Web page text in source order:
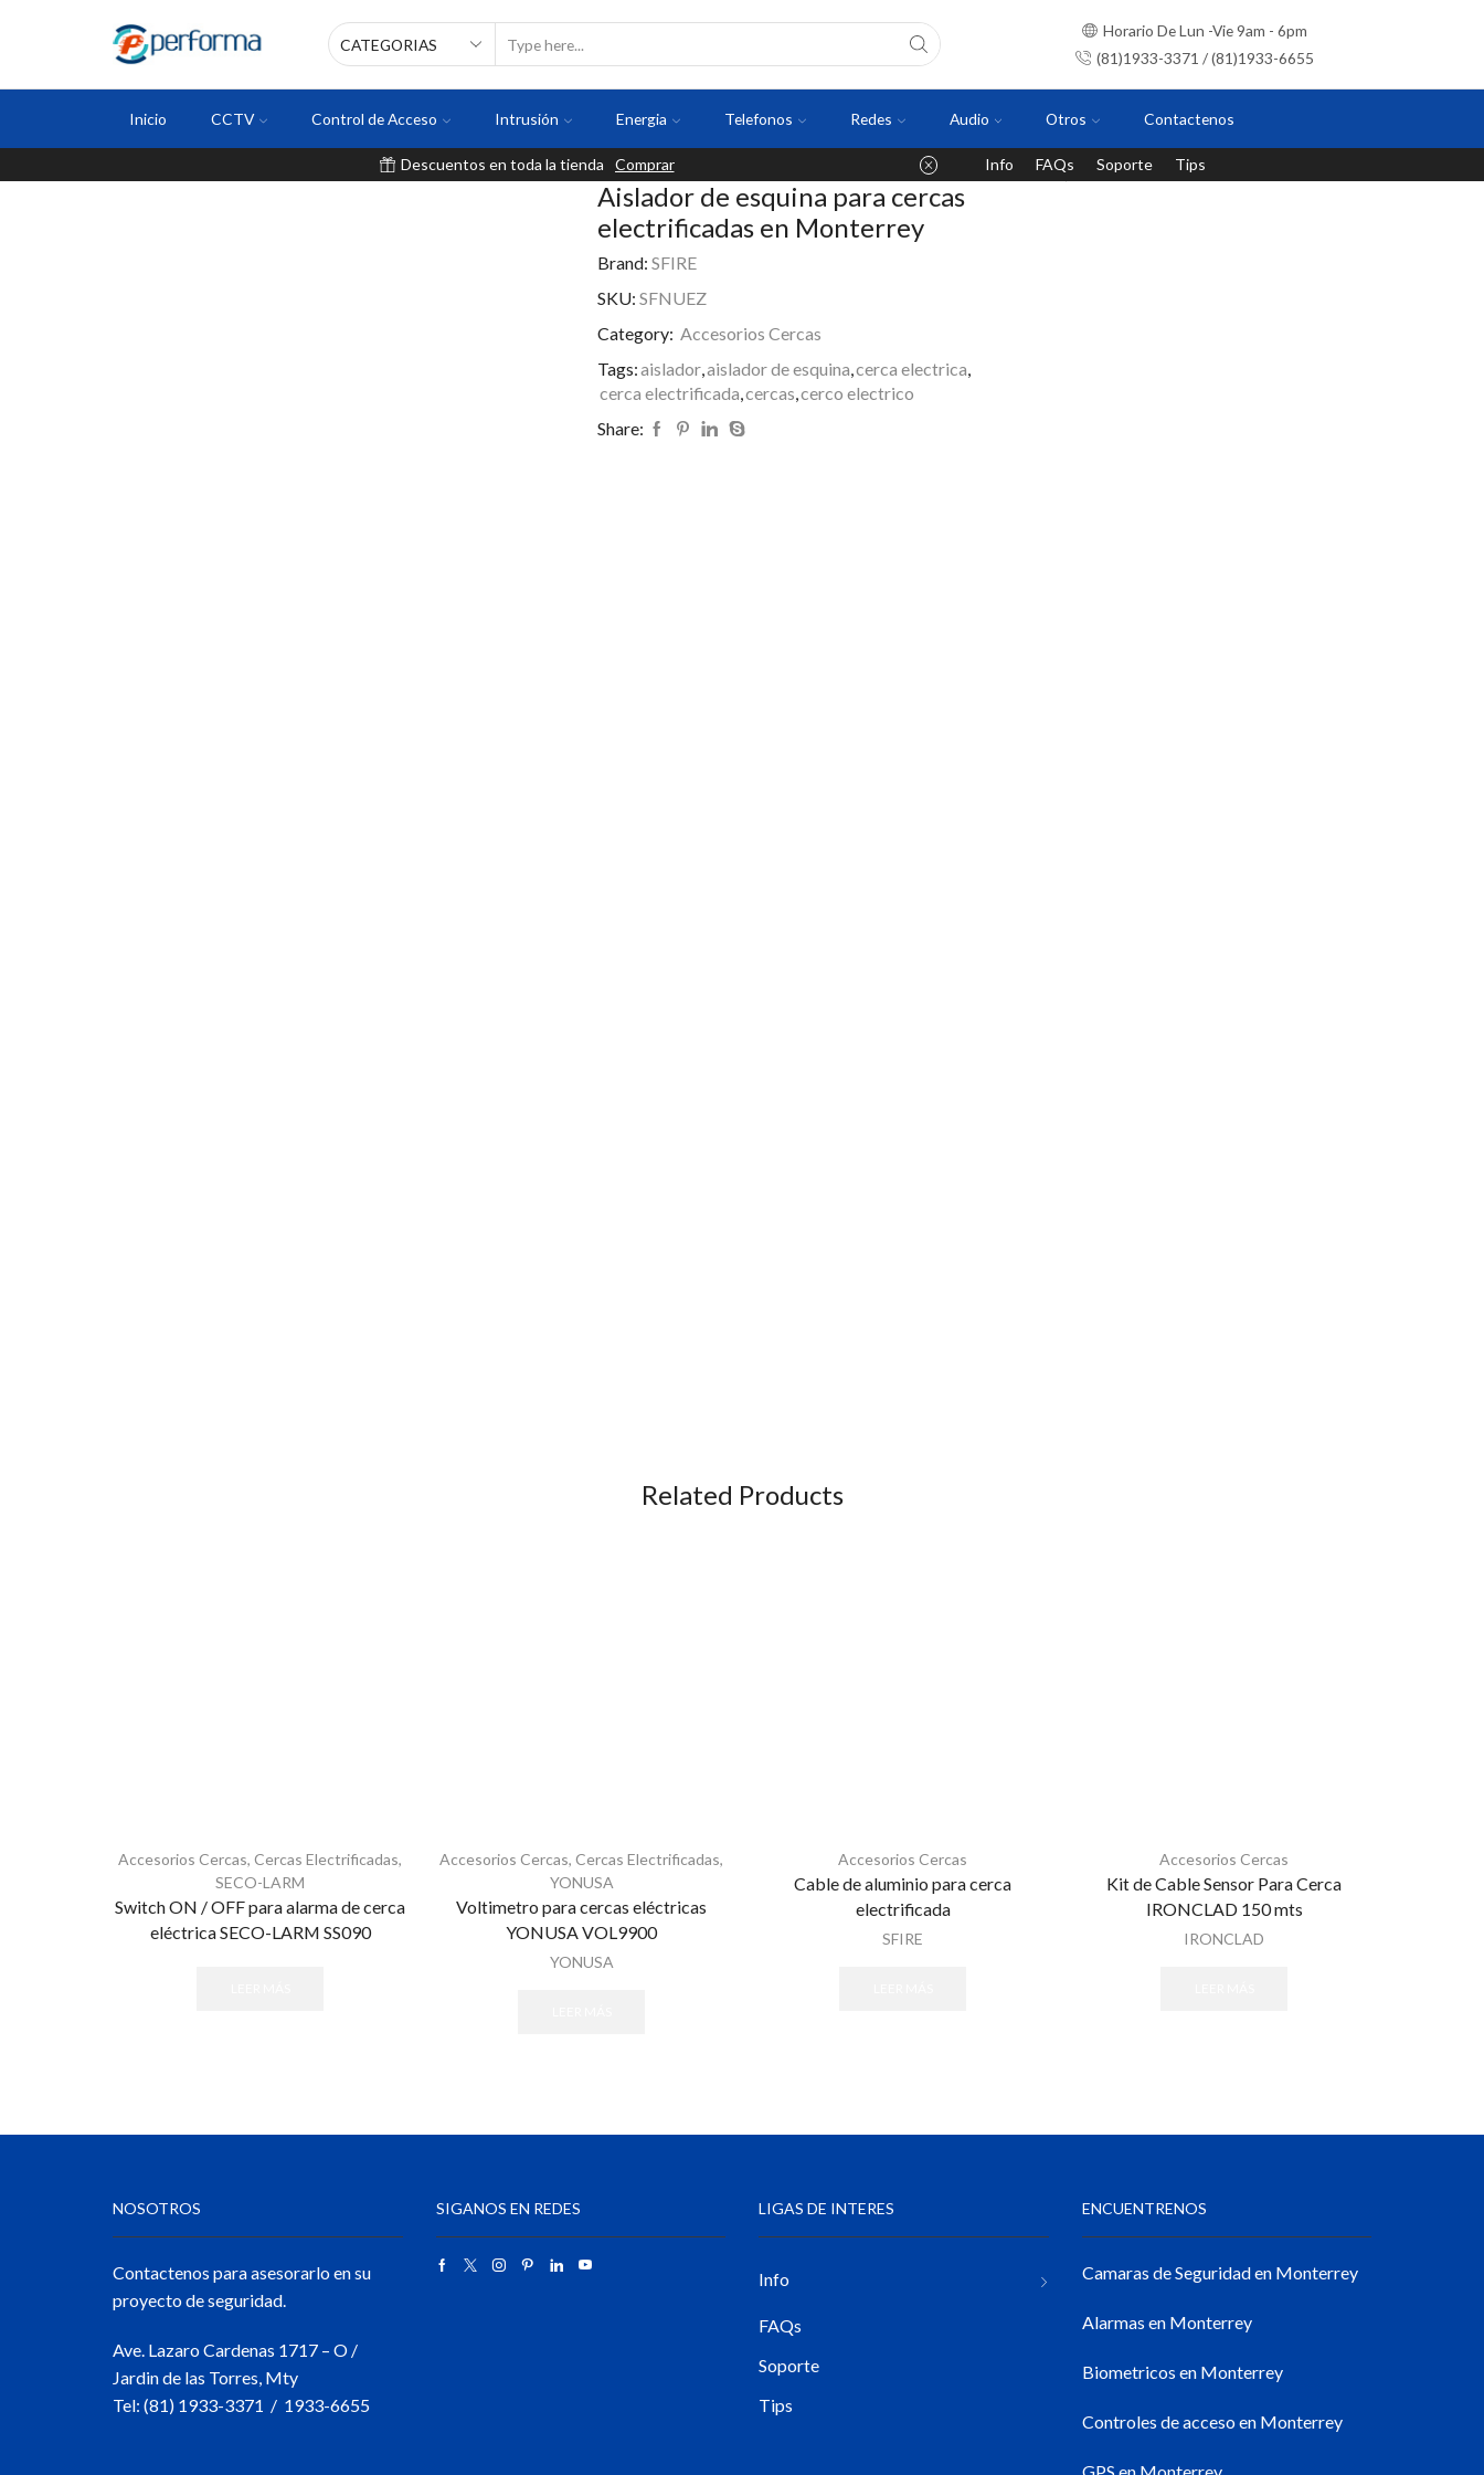
Horario De Lun -Vie 9am - 6pm
(81)1933-3371 / (81)1933-6655
Inicio CCTV Control de Acceso Intrusión Energia Telefonos Redes Audio Otros Contactenos
Descuentos en toda la tienda Comprar Info FAQs Soporte Tips
Aislador de esquina para cercas
electrificadas en Monterrey
Brand: SFIRE
SKU: SFNUEZ
Category: Accesorios Cercas
Tags:aislador,aislador de esquina,cerca electrica,
cerca electrificada,cercas,cerco electrico
Share:
Related Products
Accesorios Cercas, Cercas Electrificadas,
SECO-LARM
Switch ON / OFF para alarma de cerca
eléctrica SECO-LARM SS090
Accesorios Cercas, Cercas Electrificadas,
YONUSA
Voltimetro para cercas eléctricas
YONUSA VOL9900
YONUSA
Accesorios Cercas
Cable de aluminio para cerca
electrificada
SFIRE
Accesorios Cercas
Kit de Cable Sensor Para Cerca
IRONCLAD 150 mts
IRONCLAD
NOSOTROS
Contactenos para asesorarlo en su
proyecto de seguridad.
Ave. Lazaro Cardenas 1717 – O /
Jardin de las Torres, Mty
Tel: (81) 1933-3371 / 1933-6655
SIGANOS EN REDES LIGAS DE INTERES
Info
FAQs
Soporte
Tips
ENCUENTRENOS
Camaras de Seguridad en Monterrey
Alarmas en Monterrey
Biometricos en Monterrey
Controles de acceso en Monterrey